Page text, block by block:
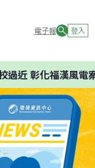
電子報 登入
近 彰化福漢風電案